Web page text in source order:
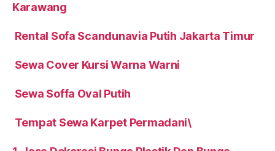
Karawang
Rental Sofa Scandunavia Putih Jakarta Timur
Sewa Cover Kursi Warna Warni
Sewa Soffa Oval Putih
Tempat Sewa Karpet Permadani\